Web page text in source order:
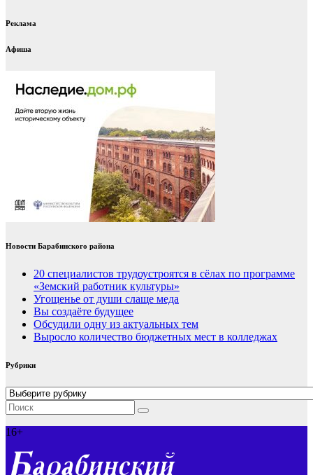
Реклама
Афиша
Новости Барабинского района
20 специалистов трудоустроятся в сёлах по программе
«Земский работник культуры»
Угощенье от души слаще меда
Вы создаёте будущее
Обсудили одну из актуальных тем
Выросло количество бюджетных мест в колледжах
Рубрики
Рубрики
16+